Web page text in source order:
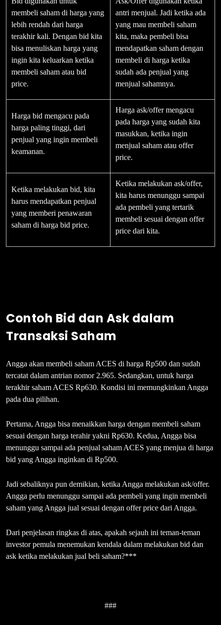
membeli saham di harga yang
lebih rendah dari harga
terakhir kali. Dengan bid kita
bisa menuliskan harga yang
ingin kita keluarkan ketika
membeli saham atau bid
price.
antri menjual. Jadi ketika ada
yang mau membeli saham
kita, maka pembeli bisa
mendapatkan saham dengan
membeli di harga ketika
sudah ada penjual yang
menjual sahamnya.
Harga bid mengacu pada
harga paling tinggi, dari
penjual yang ingin membeli
keamanan.
Harga ask/offer mengacu
pada harga yang sudah kita
masukkan, ketika ingin
menjual saham atau offer
price.
Ketika melakukan bid, kita
harus mendapatkan penjual
yang memberi penawaran
saham di harga bid price.
Ketika melakukan ask/offer,
kita harus menunggu sampai
ada pembeli yang tertarik
membeli sesuai dengan offer
price dari kita.
Contoh Bid dan Ask dalam
Transaksi Saham
Angga akan membeli saham ACES di harga Rp500 dan sudah
tercatat dalam antrian nomor 2.965. Sedangkan, untuk harga
terakhir saham ACES Rp630. Kondisi ini memungkinkan Angga
pada dua pilihan.
Pertama, Angga bisa menaikkan harga dengan membeli saham
sesuai dengan harga terahir yakni Rp630. Kedua, Angga bisa
menunggu sampai ada penjual saham ACES yang menjua di harga
bid yang Angga inginkan di Rp500.
Jadi sebaliknya pun demikian, ketika Angga melakukan ask/offer.
Angga perlu menunggu sampai ada pembeli yang ingin membeli
saham yang Angga jual sesuai dengan offer price dari Angga.
Dari penjelasan ringkas di atas, apakah sejauh ini teman-teman
investor pemula menemukan kendala dalam melakukan bid dan
ask ketika melakukan jual beli saham?***
###